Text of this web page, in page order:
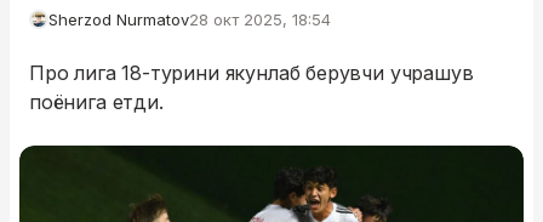
Sherzod Nurmatov28 окт 2025, 18:54
Про лига 18-турини якунлаб берувчи учрашув
поёнига етди.